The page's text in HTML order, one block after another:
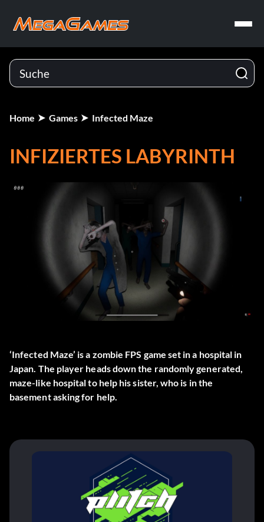
Home Games Infected Maze
INFIZIERTES LABYRINTH
‘Infected Maze’ is a zombie FPS game set in a hospital in
Japan. The player heads down the randomly generated,
maze-like hospital to help his sister, who is in the
basement asking for help.